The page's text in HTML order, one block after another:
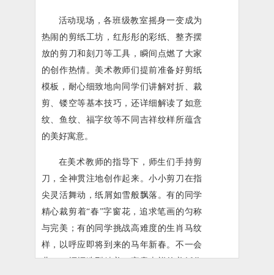
活动现场，各班级教室摇身一变成为
热闹的剪纸工坊，红彤彤的彩纸、整齐摆
放的剪刀和刻刀等工具，瞬间点燃了大家
的创作热情。美术教师们提前准备好剪纸
模板，耐心细致地向同学们讲解对折、裁
剪、镂空等基本技巧，还详细解读了如意
纹、鱼纹、福字纹等不同吉祥纹样所蕴含
的美好寓意。
在美术教师的指导下，师生们手持剪
刀，全神贯注地创作起来。小小剪刀在指
尖灵活舞动，纸屑如雪般飘落。有的同学
精心裁剪着“春”字窗花，追求笔画的匀称
与完美；有的同学挑战高难度的生肖马纹
样，以呼应即将到来的马年新春。不一会